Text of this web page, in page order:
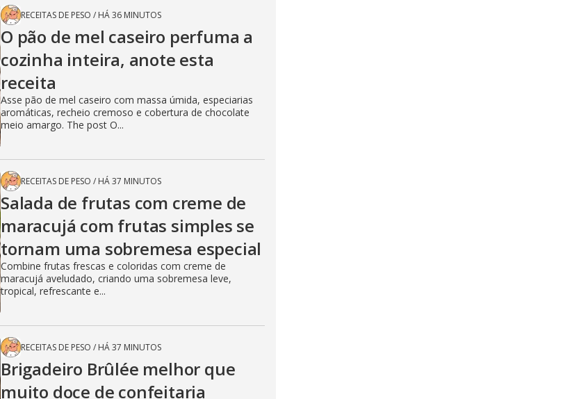
RECEITAS DE PESO / HÁ 36 MINUTOS
O pão de mel caseiro perfuma a
cozinha inteira, anote esta
receita
Asse pão de mel caseiro com massa úmida, especiarias
aromáticas, recheio cremoso e cobertura de chocolate
meio amargo. The post O...
RECEITAS DE PESO / HÁ 37 MINUTOS
Salada de frutas com creme de
maracujá com frutas simples se
tornam uma sobremesa especial
Combine frutas frescas e coloridas com creme de
maracujá aveludado, criando uma sobremesa leve,
tropical, refrescante e...
RECEITAS DE PESO / HÁ 37 MINUTOS
Brigadeiro Brûlée melhor que
muito doce de confeitaria